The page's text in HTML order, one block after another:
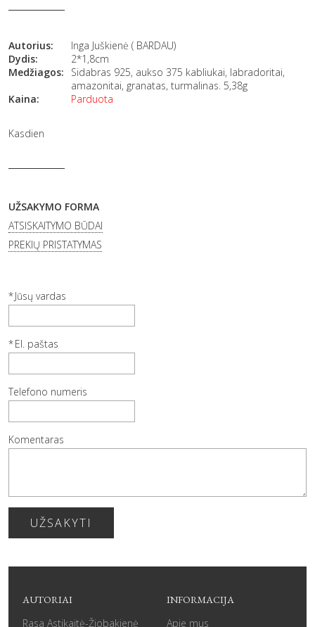
Autorius:
Inga Juškienė ( BARDAU)
Dydis:
2*1,8cm
Medžiagos:
Sidabras 925, aukso 375 kabliukai, labradoritai,
amazonitai, granatas, turmalinas. 5,38g
Kaina:
Parduota
Kasdien
UŽSAKYMO FORMA
ATSISKAITYMO BŪDAI
PREKIŲ PRISTATYMAS
Jūsų vardas
El. paštas
Telefono numeris
Komentaras
UŽSAKYTI
AUTORIAI
Rasa Astikaitė-Žiobakienė
INFORMACIJA
Apie mus